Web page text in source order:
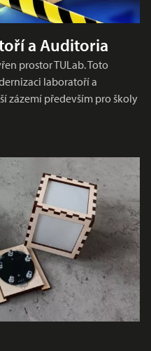
a Auditoria
prostor TULab. Toto
laboratoří a
zázemí především pro školy